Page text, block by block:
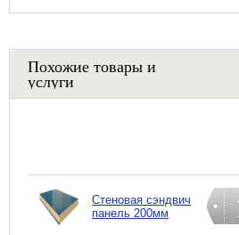
Похожие товары и
услуги
Стеновая сэндвич
панель 200мм